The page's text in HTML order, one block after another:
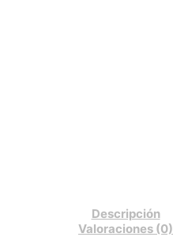
Descripción
Valoraciones (0)